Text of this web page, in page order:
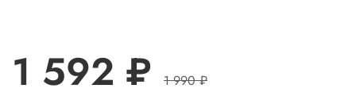
1 592 ₽ 1 990 ₽